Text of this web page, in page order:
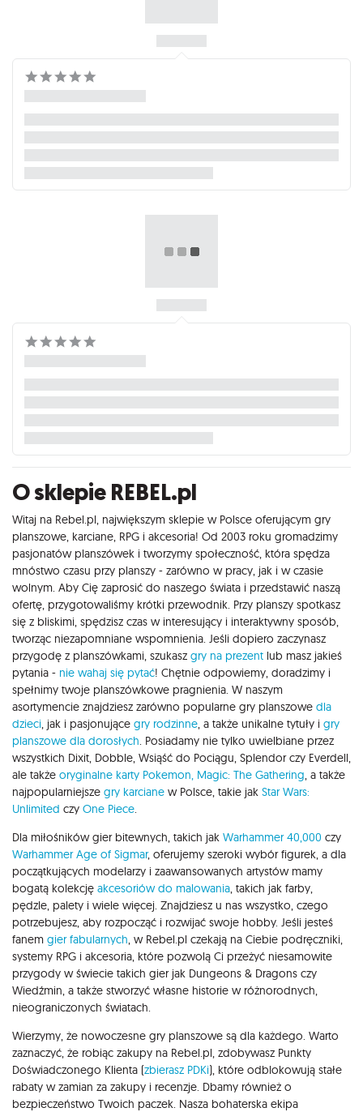
O sklepie REBEL.pl
Witaj na Rebel.pl, największym sklepie w Polsce oferującym gry
planszowe, karciane, RPG i akcesoria! Od 2003 roku gromadzimy
pasjonatów planszówek i tworzymy społeczność, która spędza
mnóstwo czasu przy planszy - zarówno w pracy, jak i w czasie
wolnym. Aby Cię zaprosić do naszego świata i przedstawić naszą
ofertę, przygotowaliśmy krótki przewodnik. Przy planszy spotkasz
się z bliskimi, spędzisz czas w interesujący i interaktywny sposób,
tworząc niezapomniane wspomnienia. Jeśli dopiero zaczynasz
przygodę z planszówkami, szukasz gry na prezent lub masz jakieś
pytania - nie wahaj się pytać! Chętnie odpowiemy, doradzimy i
spełnimy twoje planszówkowe pragnienia. W naszym
asortymencie znajdziesz zarówno popularne gry planszowe dla
dzieci , jak i pasjonujące gry rodzinne , a także unikalne tytuły i gry
planszowe dla dorosłych . Posiadamy nie tylko uwielbiane przez
wszystkich Dixit, Dobble, Wsiąść do Pociągu, Splendor czy Everdell,
ale także oryginalne karty Pokemon, Magic: The Gathering , a także
najpopularniejsze gry karciane w Polsce, takie jak Star Wars:
Unlimited czy One Piece
Dla miłośników gier bitewnych, takich jak Warhammer 40,000 czy
Warhammer Age of Sigmar, oferujemy szeroki wybór figurek, a dla
początkujących modelarzy i zaawansowanych artystów mamy
bogatą kolekcję akcesoriów do malowania , takich jak farby,
pędzle, palety i wiele więcej. Znajdziesz u nas wszystko, czego
potrzebujesz, aby rozpocząć i rozwijać swoje hobby. Jeśli jesteś
fanem gier fabularnych , w Rebel.pl czekają na Ciebie podręczniki,
systemy RPG i akcesoria, które pozwolą Ci przeżyć niesamowite
przygody w świecie takich gier jak Dungeons & Dragons czy
Wiedźmin, a także stworzyć własne historie w różnorodnych,
nieograniczonych światach.
Wierzymy, że nowoczesne gry planszowe są dla każdego. Warto
zaznaczyć, że robiąc zakupy na Rebel.pl, zdobywasz Punkty
Doświadczonego Klienta (zbierasz PDKi), które odblokowują stałe
rabaty w zamian za zakupy i recenzje. Dbamy również o
bezpieczeństwo Twoich paczek. Nasza bohaterska ekipa